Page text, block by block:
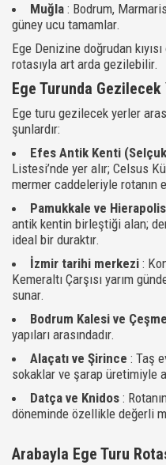
Muğla : Bodrum,
güney ucu tamamlar.
Ege Denizine doğrudan
rotasıyla art arda gezilebilir.
Ege Turunda Gezilecek
Ege turu gezilecek yerler
şunlardır:
Efes Antik Kenti
Listesi’nde yer alır; Celsus
mermer caddeleriyle rotanın
Pamukkale ve Hierapolis
antik kentin birleştiği alan;
ideal bir duraktır.
İzmir tarihi merkezi :
Kemeraltı Çarşısı yarım
sunar.
Bodrum Kalesi ve
yapıları arasındadır.
Alaçatı ve Şirince : Taş
sokaklar ve şarap üretimiyle
Datça ve Knidos :
döneminde özellikle değerli
Arabayla Ege Turu